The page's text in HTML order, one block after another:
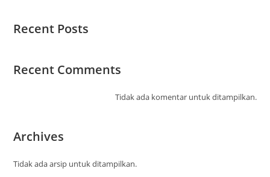
Recent Posts
Recent Comments
Tidak ada komentar untuk ditampilkan.
Archives
Tidak ada arsip untuk ditampilkan.